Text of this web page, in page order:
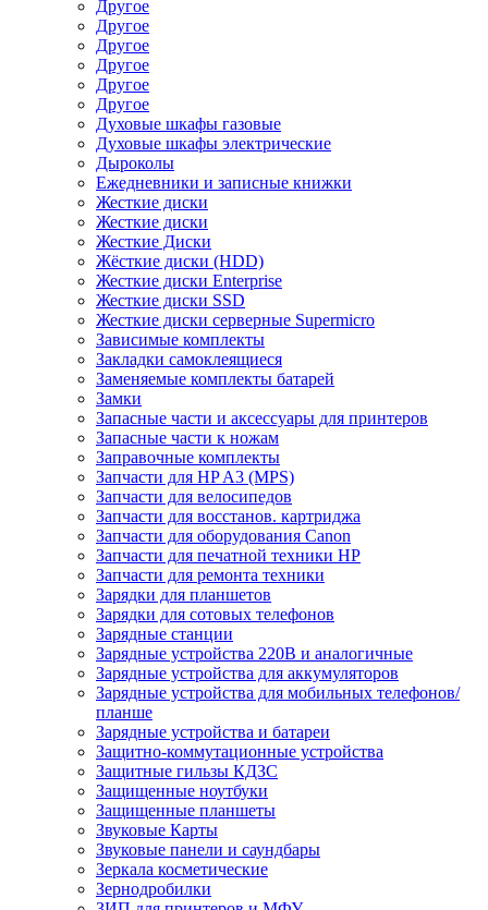
Другое
Другое
Другое
Другое
Другое
Другое
Духовые шкафы газовые
Духовые шкафы электрические
Дыроколы
Ежедневники и записные книжки
Жесткие диски
Жесткие диски
Жесткие Диски
Жёсткие диски (HDD)
Жесткие диски Enterprise
Жесткие диски SSD
Жесткие диски серверные Supermicro
Зависимые комплекты
Закладки самоклеящиеся
Заменяемые комплекты батарей
Замки
Запасные части и аксессуары для принтеров
Запасные части к ножам
Заправочные комплекты
Запчасти для HP A3 (MPS)
Запчасти для велосипедов
Запчасти для восстанов. картриджа
Запчасти для оборудования Canon
Запчасти для печатной техники HP
Запчасти для ремонта техники
Зарядки для планшетов
Зарядки для сотовых телефонов
Зарядные станции
Зарядные устройства 220В и аналогичные
Зарядные устройства для аккумуляторов
Зарядные устройства для мобильных телефонов/
планше
Зарядные устройства и батареи
Защитно-коммутационные устройства
Защитные гильзы КДЗС
Защищенные ноутбуки
Защищенные планшеты
Звуковые Карты
Звуковые панели и саундбары
Зеркала косметические
Зернодробилки